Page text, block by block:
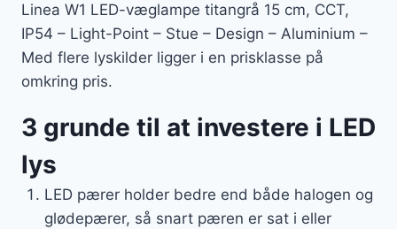
Linea W1 LED-væglampe titangrå 15 cm, CCT,
IP54 – Light-Point – Stue – Design – Aluminium –
Med flere lyskilder ligger i en prisklasse på
omkring pris.
3 grunde til at investere i LED
lys
LED pærer holder bedre end både halogen og
glødepærer, så snart pæren er sat i eller